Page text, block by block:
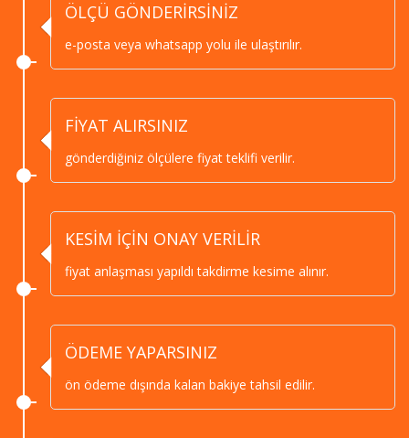
ÖLÇÜ GÖNDERİRSİNİZ
e-posta veya whatsapp yolu ile ulaştırılır.
FİYAT ALIRSINIZ
gönderdiğiniz ölçülere fiyat teklifi verilir.
KESİM İÇİN ONAY VERİLİR
fiyat anlaşması yapıldı takdirme kesime alınır.
ÖDEME YAPARSINIZ
ön ödeme dışında kalan bakiye tahsil edilir.